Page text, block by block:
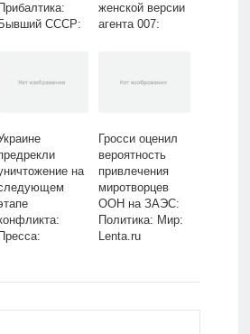
Прибалтика:
Бывший СССР:
женской версии
агента 007:
на
Пресса:
Гросси оценил
вероятность
привлечения
миротворцев
ООН на ЗАЭС:
Политика: Мир:
Lenta.ru